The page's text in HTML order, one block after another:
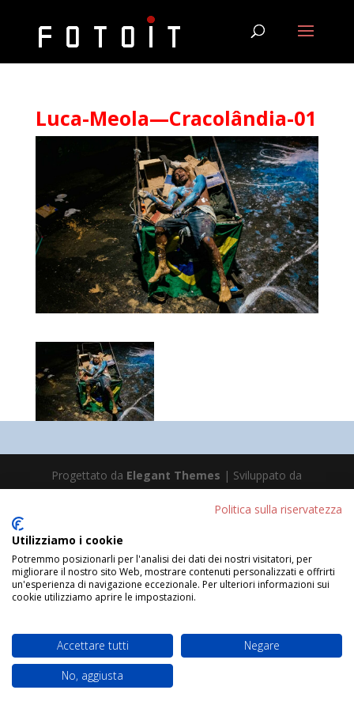
Luca-Meola—Cracolândia-01
Progettato da Elegant Themes | Sviluppato da
WordPress
Politica sulla riservatezza
Utilizziamo i cookie
Potremmo posizionarli per l'analisi dei dati dei nostri visitatori, per
migliorare il nostro sito Web, mostrare contenuti personalizzati e offrirti
un'esperienza di navigazione eccezionale. Per ulteriori informazioni sui
cookie utilizziamo aprire le impostazioni.
Accettare tutti
Negare
No, aggiusta